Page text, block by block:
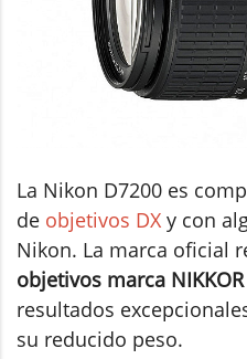
La Nikon D7200 es
de objetivos DX y con
Nikon. La marca oficial
objetivos marca NIKKOR
resultados
su reducido peso.